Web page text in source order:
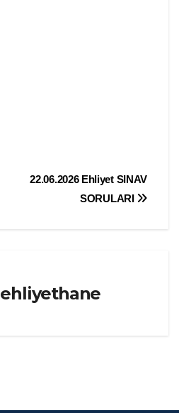
22.06.2026 Ehliyet SINAV
SORULARI
ehliyethane